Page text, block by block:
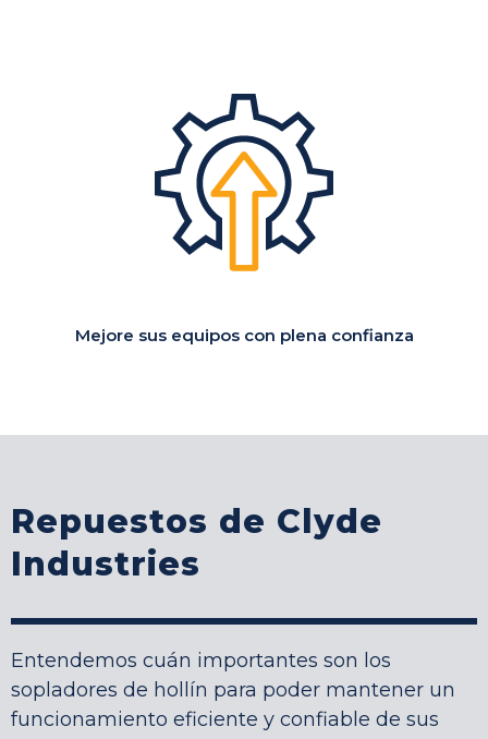
Mejore sus equiposcon plena confianza
Repuestos de Clyde
Industries
Entendemos cuán importantes son los
sopladores de hollín para poder mantener un
funcionamiento eficiente y confiable de sus